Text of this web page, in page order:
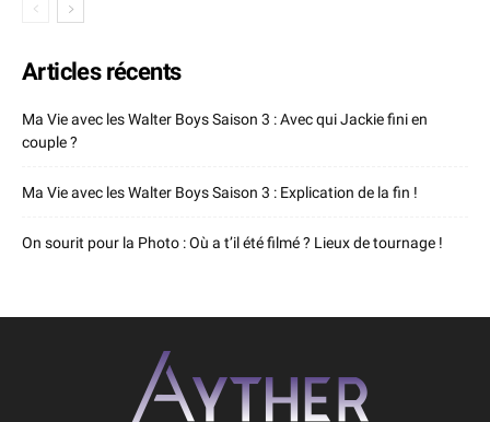
Articles récents
Ma Vie avec les Walter Boys Saison 3 : Avec qui Jackie fini en
couple ?
Ma Vie avec les Walter Boys Saison 3 : Explication de la fin !
On sourit pour la Photo : Où a t’il été filmé ? Lieux de tournage !